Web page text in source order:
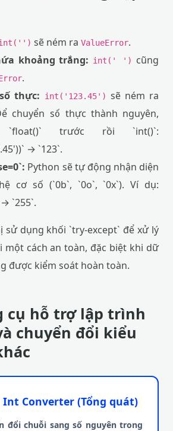
sẽ ném ra ValueError.
khoảng trắng: int(' ')
cũng
.
thực:
int('123.45') sẽ ném ra
chuyển số thực thành nguyên,
trước rồi `int()`:
→ `123`.
Python sẽ tự động nhận diện
cơ số (`0b`, `0o`, `0x`). Ví dụ:
`255`.
sử dụng khối `try-except` để xử lý
một cách an toàn, đặc biệt khi dữ
được kiểm soát hoàn toàn.
cụ hỗ trợ lập trình
chuyển đổi kiểu
Converter (Tổng quát)
đổi chuỗi sang số nguyên trong